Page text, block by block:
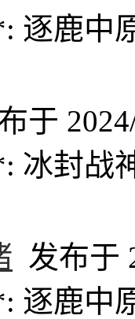
逐鹿中
于
冰封战
发布于
逐鹿中